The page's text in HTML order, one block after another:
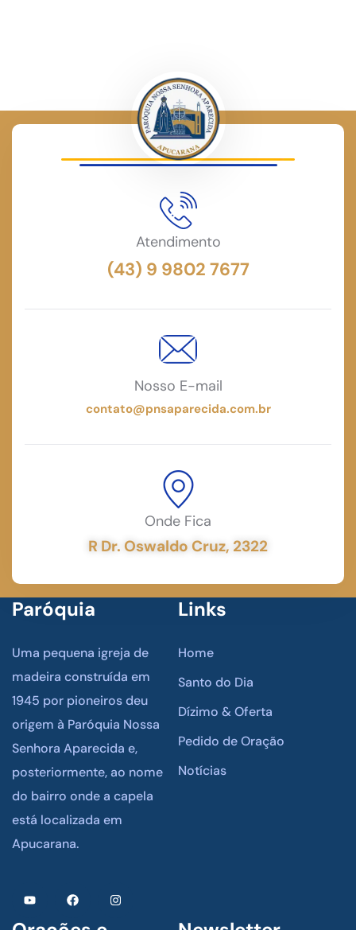
Atendimento
(43) 9 9802 7677
Nosso E-mail
contato@pnsaparecida.com.br
Onde Fica
R Dr. Oswaldo Cruz, 2322
Paróquia
Uma pequena igreja de
madeira construída em
1945 por pioneiros deu
origem à Paróquia Nossa
Senhora Aparecida e,
posteriormente, ao nome
do bairro onde a capela
está localizada em
Apucarana.
Links
Home
Santo do Dia
Dízimo & Oferta
Pedido de Oração
Notícias